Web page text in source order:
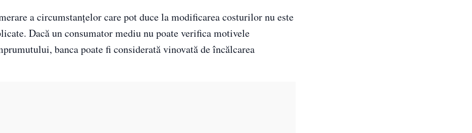
a circumstanțelor care pot duce la modificarea costurilor nu este
Dacă un consumator mediu nu poate verifica motivele
banca poate fi considerată vinovată de încălcarea